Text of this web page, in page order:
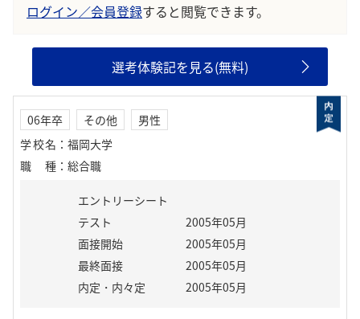
ログイン／会員登録すると閲覧できます。
選考体験記を見る(無料)
06年卒 その他
男性
学校名 ： 福岡大学
職種 ： 総合職
エントリーシート
テスト
2005年05月
面接開始
2005年05月
最終面接
2005年05月
内定・内々定
2005年05月